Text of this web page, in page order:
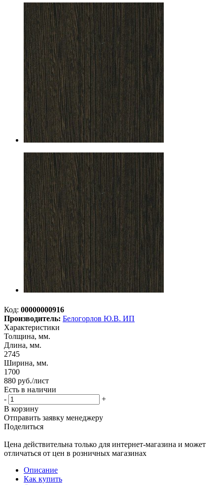
Код: 00000000916
Производитель: Белогорлов Ю.В. ИП
Характеристики
Толщина, мм.
Длина, мм.
2745
Ширина, мм.
1700
880 руб./лист
Есть в наличии
-
+
В корзину
Отправить заявку менеджеру
Поделиться
Цена действительна только для интернет-магазина и может
отличаться от цен в розничных магазинах
Описание
Как купить